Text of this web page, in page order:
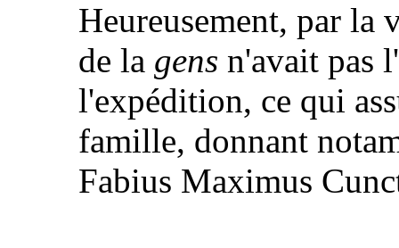
Heureusement, par la
de la gens n'avait pas
l'expédition, ce qui
famille, donnant
Fabius Maximus